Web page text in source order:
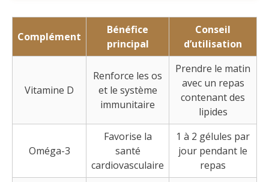
Complément
Bénéfice
principal
Conseil
d’utilisation
Vitamine D
Renforce les os
et le système
immunitaire
Prendre le matin
avec un repas
contenant des
lipides
Oméga-3
Favorise la
santé
cardiovasculaire
1 à 2 gélules par
jour pendant le
repas